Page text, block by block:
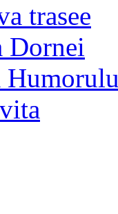
trasee
Dornei